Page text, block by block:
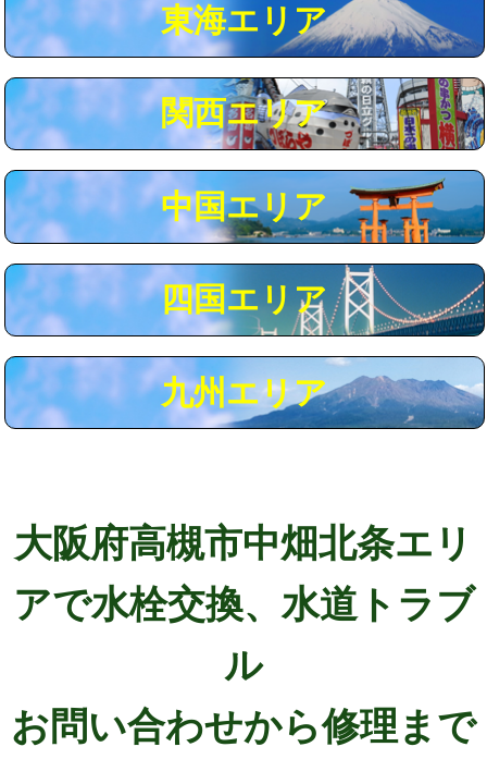
コンクリート斫り（厚さ10㎝超え） 38,500円
モルタル補修（厚さ10㎝まで） 27,500円
モルタル補修（厚さ10㎝超え） 38,500円
追加人工 16,500円
現場見積
※給水管工事は20mmまでの価格です。
東海エリア
関西エリア
中国エリア
四国エリア
九州エリア
大阪府高槻市中畑北条エリ
アで水栓交換、水道トラブ
ル
お問い合わせから修理まで